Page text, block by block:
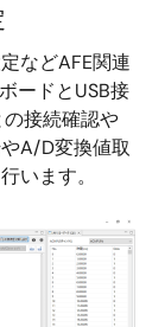
などAFE関連
ードとUSB接
接続確認や
A/D変換値取
います。